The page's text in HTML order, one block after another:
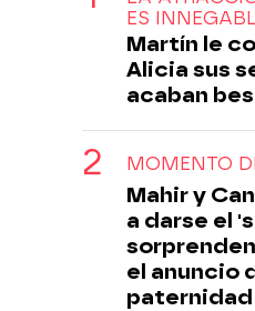
ES
Martín le
Alicia sus
acaban
MOMENTO
Mahir y
a darse el
el anuncio
paternidad